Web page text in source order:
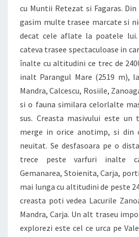
cu Muntii Retezat si Fagaras.
gasim multe trasee marcate si
decat cele aflate la poatele lui.
cateva trasee spectaculoase in
înalte cu altitudini ce trec de
inalt Parangul Mare (2519 m),
Mandra, Calcescu, Rosiile,
si o fauna similara celorlalte
sus. Creasta masivului este un
merge in orice anotimp, si din
neuitat. Se desfasoara pe o
trece peste varfuri inalte
Gemanarea, Stoienita, Carja,
mai lunga cu altitudini de peste
creasta poti vedea Lacurile
Mandra, Carja. Un alt traseu
explorezi este cel ce urca pe